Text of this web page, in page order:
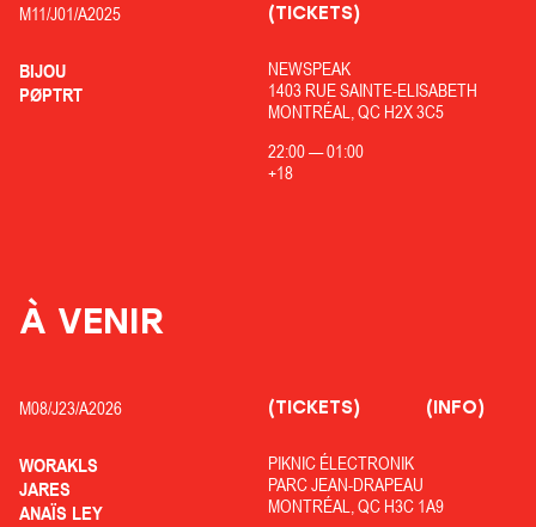
M11/J01/A2025
BIJOU
PØPTRT
NEWSPEAK
1403 RUE SAINTE-ELISABETH
MONTRÉAL, QC H2X 3C5
22:00—01:00
+18
(TICKETS)
À VENIR
M08/J23/A2026
WORAKLS
JARES
ANAÏS LEY
PIKNIC ÉLECTRONIK
PARC JEAN-DRAPEAU
MONTRÉAL, QC H3C 1A9
(TICKETS) (INFO)